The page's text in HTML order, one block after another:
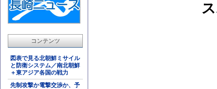
コンテンツ
図表で見る北朝鮮ミサイル
と防衛システム／南北朝鮮
＋東アジア各国の戦力
先制攻撃か電撃交渉か、予